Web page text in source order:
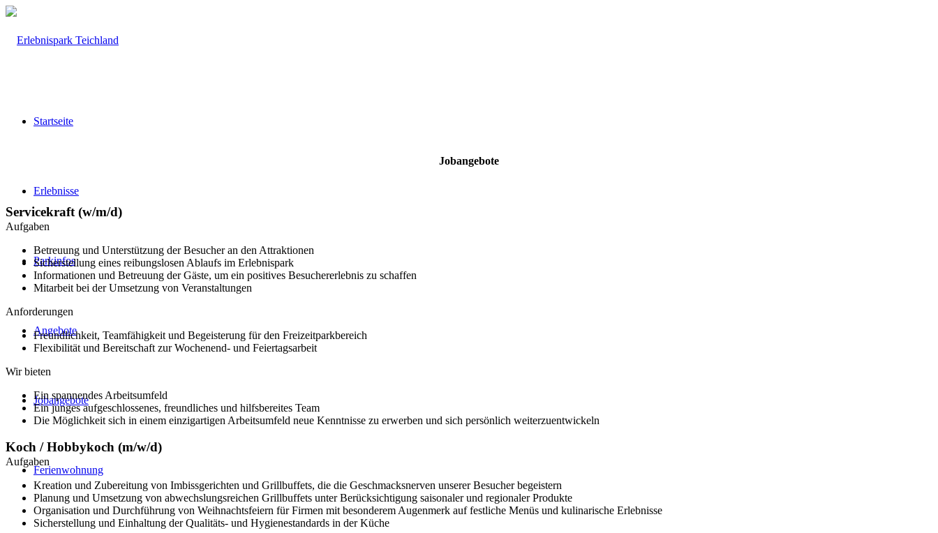
Startseite
Erlebnisse
Parkinfos
Angebote
Jobangebote
Ferienwohnung
Jobangebote
Servicekraft (w/m/d)
Aufgaben
Betreuung und Unterstützung der Besucher an den Attraktionen
Sicherstellung eines reibungslosen Ablaufs im Erlebnispark
Informationen und Betreuung der Gäste, um ein positives Besuchererlebnis zu schaffen
Mitarbeit bei der Umsetzung von Veranstaltungen
Anforderungen
Freundlichkeit, Teamfähigkeit und Begeisterung für den Freizeitparkbereich
Flexibilität und Bereitschaft zur Wochenend- und Feiertagsarbeit
Wir bieten
Ein spannendes Arbeitsumfeld
Ein junges aufgeschlossenes, freundliches und hilfsbereites Team
Die Möglichkeit sich in einem einzigartigen Arbeitsumfeld neue Kenntnisse zu erwerben und sich persönlich weiterzuentwickeln
Koch / Hobbykoch (m/w/d)
Aufgaben
Kreation und Zubereitung von Imbissgerichten und Grillbuffets, die die Geschmacksnerven unserer Besucher begeistern
Planung und Umsetzung von abwechslungsreichen Grillbuffets unter Berücksichtigung saisonaler und regionaler Produkte
Organisation und Durchführung von Weihnachtsfeiern für Firmen mit besonderem Augenmerk auf festliche Menüs und kulinarische Erlebnisse
Sicherstellung und Einhaltung der Qualitäts- und Hygienestandards in der Küche